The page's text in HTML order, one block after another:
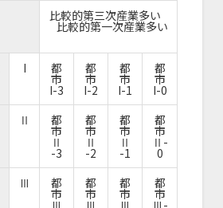
比較的第三次産業多い
比較的第一次産業多い
I 都
市
I-3
都
市
I-2
都
市
I-1
都
市
I-0
Ⅱ 都
市
Ⅱ
-3
都
市
Ⅱ
-2
都
市
Ⅱ
-1
都
市
Ⅱ-
0
Ⅲ 都
市
Ⅲ
都
市
Ⅲ
都
市
Ⅲ
都
市
Ⅲ-